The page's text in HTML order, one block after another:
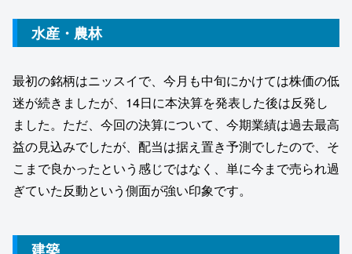
水産・農林
最初の銘柄はニッスイで、今月も中旬にかけては株価の低
迷が続きましたが、14日に本決算を発表した後は反発し
ました。ただ、今回の決算について、今期業績は過去最高
益の見込みでしたが、配当は据え置き予測でしたので、そ
こまで良かったという感じではなく、単に今まで売られ過
ぎていた反動という側面が強い印象です。
建築